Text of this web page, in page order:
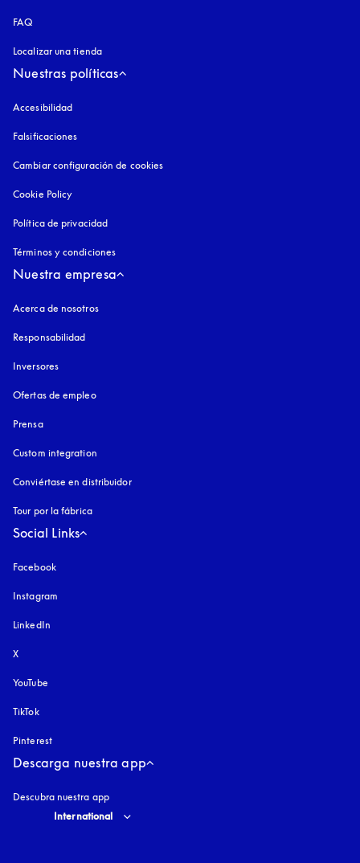
FAQ
Localizar una tienda
Nuestras políticas
Accesibilidad
Falsificaciones
Cambiar configuración de cookies
Cookie Policy
Política de privacidad
Términos y condiciones
Nuestra empresa
Acerca de nosotros
Responsabilidad
Inversores
Ofertas de empleo
Prensa
Custom integration
Conviértase en distribuidor
Tour por la fábrica
Social Links
Facebook
Instagram
LinkedIn
X
YouTube
TikTok
Pinterest
Descarga nuestra app
Descubra nuestra app
Select country and language
International